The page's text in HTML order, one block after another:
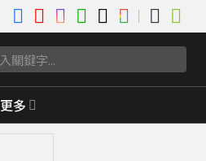
更多